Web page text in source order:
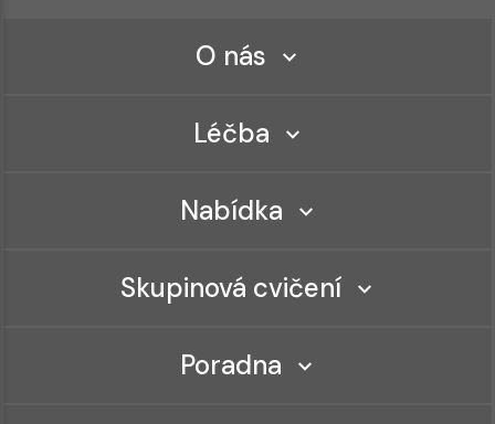
O nás
Léčba
Nabídka
Skupinová cvičení
Poradna